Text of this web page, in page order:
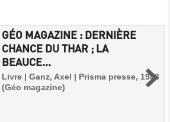
GÉO MAGAZINE : DERNIÈRE
CHANCE DU THAR ; LA
BEAUCE...
Livre | Ganz, Axel | Prisma presse, 1988
(Géo magazine)